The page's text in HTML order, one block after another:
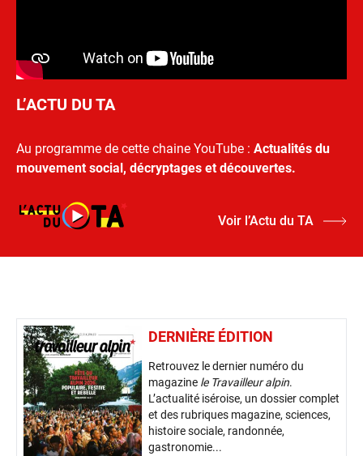
L’ACTU DU TA
Au programme de cette chaine YouTube : Actualités du
mouvement social, décryptages et découvertes.
Voir l’Actu du TA
DERNIÈRE ÉDITION
Retrouvez le dernier numéro du
magazine le Travailleur alpin.
L’actualité iséroise, un dossier complet
et des rubriques magazine, sciences,
histoire sociale, randonnée,
gastronomie...